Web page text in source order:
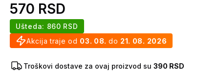
570 RSD
Akcija traje od 03. 08. do 21. 08. 2026
Ušteda: 860 RSD
Troškovi dostave za ovaj proizvod su 390 RSD